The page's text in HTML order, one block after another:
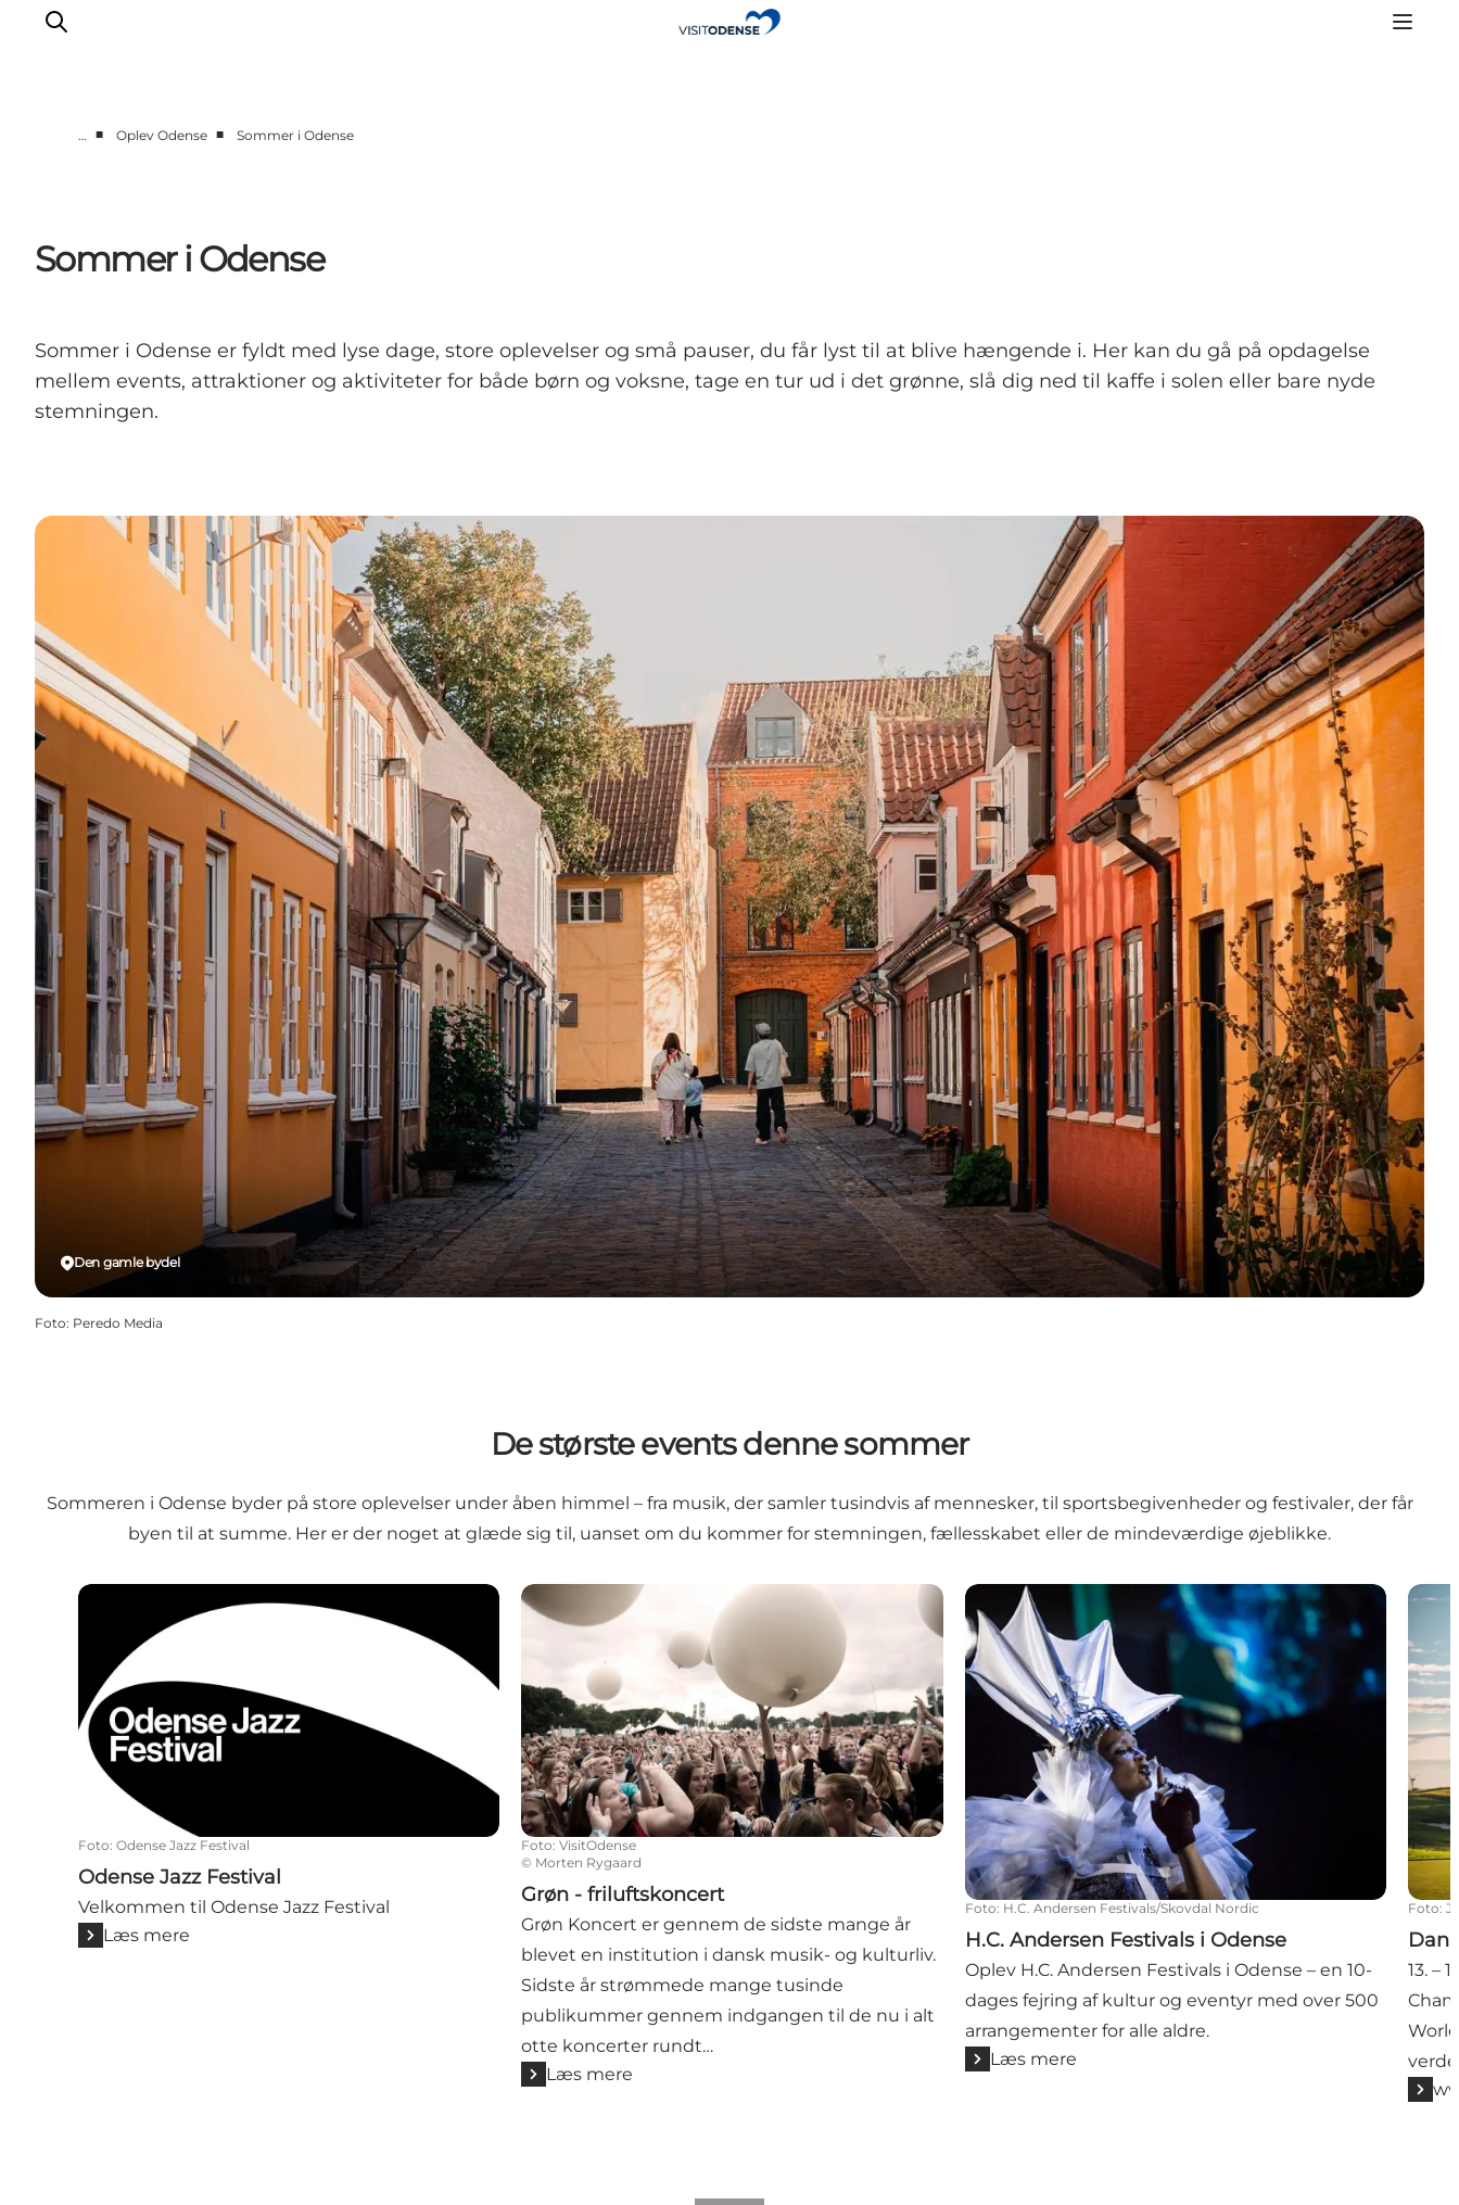
Planlæg din tur
Inspiration
… ■ Oplev Odense ■ Sommer i Odense
Sommer i Odense
Sommer i Odense er fyldt med lyse dage, store oplevelser og små pauser, du får lyst til at blive hængende i. Her kan du gå på opdagelse
mellem events, attraktioner og aktiviteter for både børn og voksne, tage en tur ud i det grønne, slå dig ned til kaffe i solen eller bare nyde
stemningen.
Den gamle bydel
Foto: Peredo Media
De største events denne sommer
Sommeren i Odense byder på store oplevelser under åben himmel – fra musik, der samler tusindvis af mennesker, til sportsbegivenheder og festivaler, der får
byen til at summe. Her er der noget at glæde sig til, uanset om du kommer for stemningen, fællesskabet eller de mindeværdige øjeblikke.
Odense Jazz Festival
Foto: Odense Jazz Festival
Odense Jazz Festival
Velkommen til Odense Jazz Festival
Læs mere
Grøn - friluftskoncert
Foto: VisitOdense
© Morten Rygaard
Grøn - friluftskoncert
Grøn Koncert er gennem de sidste mange år
blevet en institution i dansk musik- og kulturliv.
Sidste år strømmede mange tusinde
publikummer gennem indgangen til de nu i alt
otte koncerter rundt…
Læs mere
H.C. Andersen Festivals i Odense
Foto: H.C. Andersen Festivals/Skovdal Nordic
H.C. Andersen Festivals i Odense
Oplev H.C. Andersen Festivals i Odense – en 10-
dages fejring af kultur og eventyr med over 500
arrangementer for alle aldre.
Læs mere
Foto:
13. –